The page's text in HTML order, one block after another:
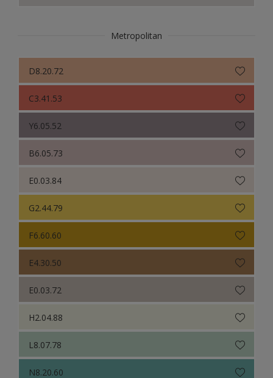
Metropolitan
D8.20.72
C3.41.53
Y6.05.52
B6.05.73
E0.03.84
G2.44.79
F6.60.60
E4.30.50
E0.03.72
H2.04.88
L8.07.78
N8.20.60